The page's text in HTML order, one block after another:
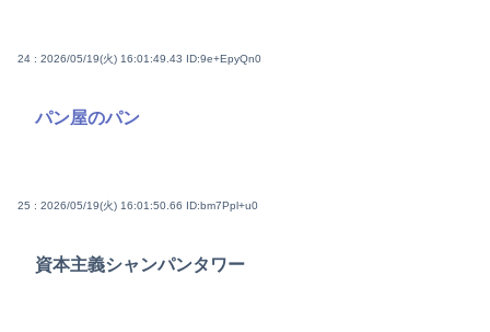
24 : 2026/05/19(火) 16:01:49.43 ID:9e+EpyQn0
パン屋のパン
25 : 2026/05/19(火) 16:01:50.66 ID:bm7Ppl+u0
資本主義シャンパンタワー